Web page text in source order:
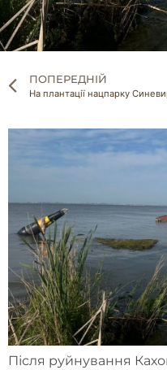
ПОПЕРЕДНІЙ
Після руйнування